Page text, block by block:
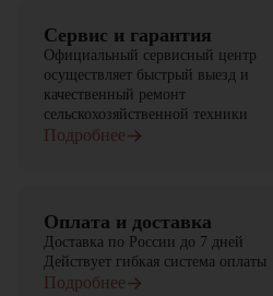
Сервис и гарантия
Официальный сервисный центр
осуществляет быстрый выезд и
качественный ремонт
сельскохозяйственной техники
Подробнее
Оплата и доставка
Доставка по России до 7 дней
Действует гибкая система оплаты
Подробнее